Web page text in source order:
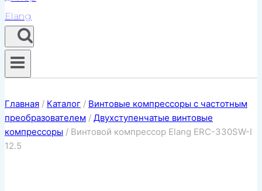
Главная / Каталог / Винтовые компрессоры с частотным
преобразователем / Двухступенчатые винтовые
компрессоры / Винтовой компрессор Elang ERC-330SW-I
12.5